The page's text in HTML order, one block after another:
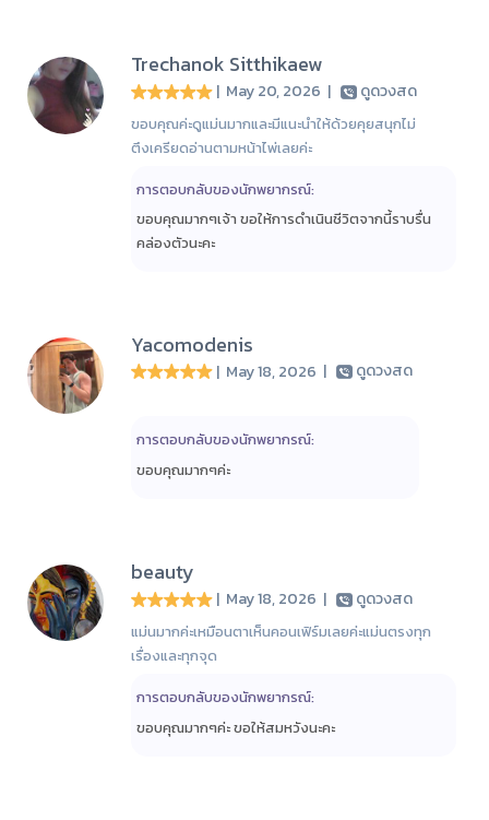
Trechanok Sitthikaew
| May 20, 2026 | ดูดวงสด
ขอบคุณค่ะดูแม่นมากและมีแนะนำให้ด้วยคุยสนุกไม่
ตึงเครียดอ่านตามหน้าไพ่เลยค่ะ
การตอบกลับของนักพยากรณ์:
ขอบคุณมากๆเจ้า ขอให้การดำเนินชีวิตจากนี้ราบรื่น
คล่องตัวนะคะ
Yacomodenis
| May 18, 2026 | ดูดวงสด
การตอบกลับของนักพยากรณ์:
ขอบคุณมากๆค่ะ
beauty
| May 18, 2026 | ดูดวงสด
แม่นมากค่ะเหมือนตาเห็นคอนเฟิร์มเลยค่ะแม่นตรงทุก
เรื่องและทุกจุด
การตอบกลับของนักพยากรณ์:
ขอบคุณมากๆค่ะ ขอให้สมหวังนะคะ